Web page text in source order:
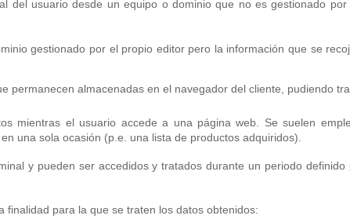
del usuario desde un equipo o dominio que no es gestionado
gestionado por el propio editor pero la información que se
permanecen almacenadas en el navegador del cliente, pudiendo
mientras el usuario accede a una página web. Se suelen
una sola ocasión (p.e. una lista de productos adquiridos).
y pueden ser accedidos y tratados durante un periodo
finalidad para la que se traten los datos obtenidos: